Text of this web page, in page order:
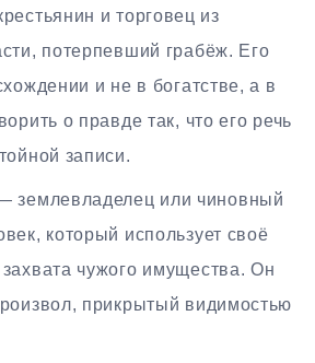
и торговец из
потерпевший грабёж. Его
и не в богатстве, а в
о правде так, что его речь
записи.
землевладелец или чиновный
который использует своё
чужого имущества. Он
прикрытый видимостью